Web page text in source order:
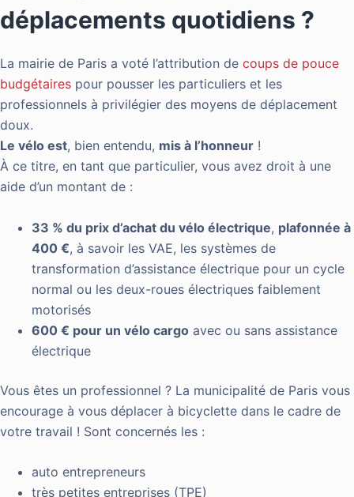
déplacements quotidiens ?
La mairie de Paris a voté l’attribution de coups de pouce
budgétaires pour pousser les particuliers et les
professionnels à privilégier des moyens de déplacement
doux.
Le vélo est, bien entendu, mis à l’honneur !
À ce titre, en tant que particulier, vous avez droit à une
aide d’un montant de :
33 % du prix d’achat du vélo électrique, plafonnée à
400 €, à savoir les VAE, les systèmes de
transformation d’assistance électrique pour un cycle
normal ou les deux-roues électriques faiblement
motorisés
600 € pour un vélo cargo avec ou sans assistance
électrique
Vous êtes un professionnel ? La municipalité de Paris vous
encourage à vous déplacer à bicyclette dans le cadre de
votre travail ! Sont concernés les :
auto entrepreneurs
très petites entreprises (TPE)